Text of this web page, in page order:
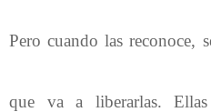
Pero cuando las reconoce,
que va a liberarlas.